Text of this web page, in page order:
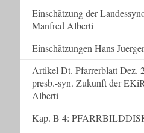
Einschätzung der
Manfred Alberti
Einschätzungen Hans
Artikel Dt. Pfarrerblatt Dez.
presb.-syn. Zukunft der
Alberti
Kap. B 4: